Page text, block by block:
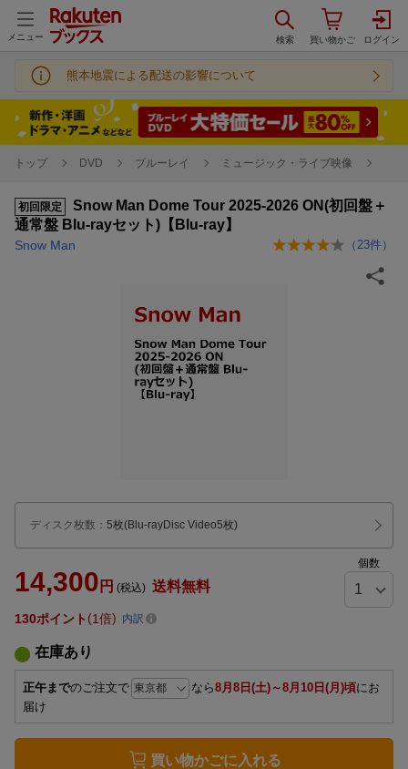
メニュー
熊本地震による配送の影響について
トップ DVD ブルーレイ ミュージック・ライブ映像
初回限定
Snow Man Dome Tour 2025-2026 ON(初回盤＋
通常盤 Blu-rayセット)【Blu-ray】
Snow Man （ 23件）
ディスク枚数 ： 5枚(Blu-rayDisc Video5枚)
14,300 円 (税込) 送料無料
個数
130ポイント 1倍 内訳
在庫あり
正午までのご注文で なら8月8日(土)～8月10日(月)頃にお
届け
買い物かごに入れる